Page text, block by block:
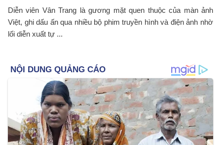
Diễn viên Vân Trang là gương mặt quen thuộc của màn ảnh
Việt, ghi dấu ấn qua nhiều bộ phim truyền hình và điện ảnh nhờ
lối diễn xuất tự ...